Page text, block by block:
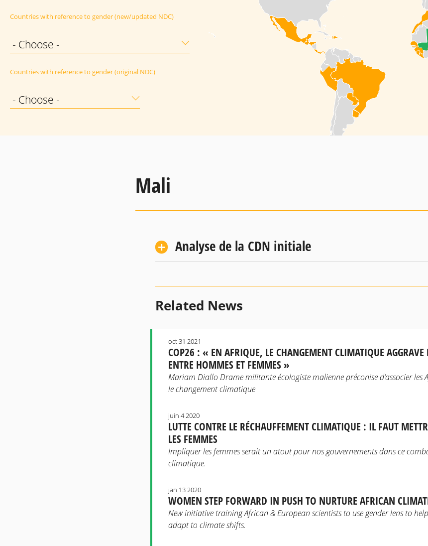
Countries with reference to gender (new/updated NDC)
- Choose -
Countries with reference to gender (original NDC)
- Choose -
Mali
Analyse de la CDN initiale
Related News
COP26 : « EN AFRIQUE, LE CHANGEMENT CLIMATIQUE AGGRAVE
ENTRE HOMMES ET FEMMES »
oct 31 2021
Mariam Diallo Drame militante écologiste malienne préconise d’associer les
le changement climatique
LUTTE CONTRE LE RÉCHAUFFEMENT CLIMATIQUE : IL FAUT
LES FEMMES
juin 4 2020
Impliquer les femmes serait un atout pour nos gouvernements dans ce
climatique.
WOMEN STEP FORWARD IN PUSH TO NURTURE AFRICAN
jan 13 2020
New initiative training African & European scientists to use gender lens to
adapt to climate shifts.